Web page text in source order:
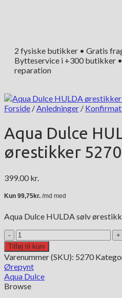
2 fysiske butikker • Gratis
Bytteservice i +300 butikker
reparation
Forside /Anledninger /
Aqua Dulce
ørestikker 5270
399.00 kr.
Aqua Dulce HULDA sølv
Aqua
Dulce
HULDA
ørestikker
5270
antal
Tilføj til kurv
Varenummer (SKU): 5270
Ørepynt
Aqua Dulce
Browse